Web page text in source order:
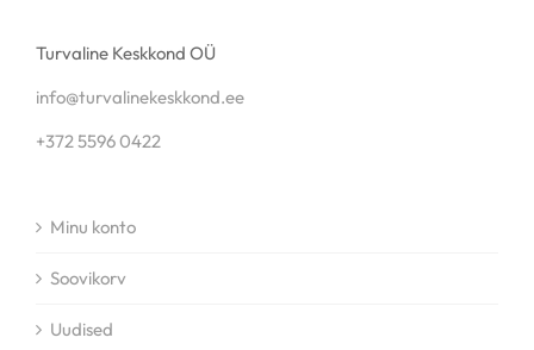
Turvaline Keskkond OÜ
info@turvalinekeskkond.ee
+372 5596 0422
Minu konto
Soovikorv
Uudised